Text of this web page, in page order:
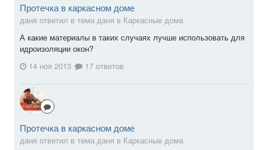
Протечка в каркасном доме
даня ответил в тема даня в Каркасные дома
А какие материалы в таких случаях лучше использовать для
идроизоляции окон?
14 ноя 2013
17 ответов
Протечка в каркасном доме
даня ответил в тема даня в Каркасные дома